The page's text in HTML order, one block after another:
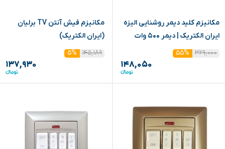
مکانیزم کلید دیمر روشنایی الیزه
ایران الکتریک | دیمر ۵۰۰ وات
۳۲۹,۰۰۰
۵۵%
۱۴۸,۰۵۰
مکانیزم فیش آنتن TV برلیان
(ایران الکتریک)
۱۴۵,۱۸۹
۵%
۱۳۷,۹۳۰